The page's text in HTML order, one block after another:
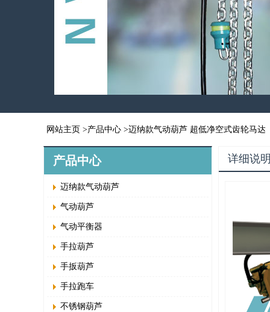
网站主页 >产品中心 >迈纳款气动葫芦 超低净空式齿轮马达
产品中心
迈纳款气动葫芦
气动葫芦
气动平衡器
手拉葫芦
手扳葫芦
手拉跑车
不锈钢葫芦
详细说